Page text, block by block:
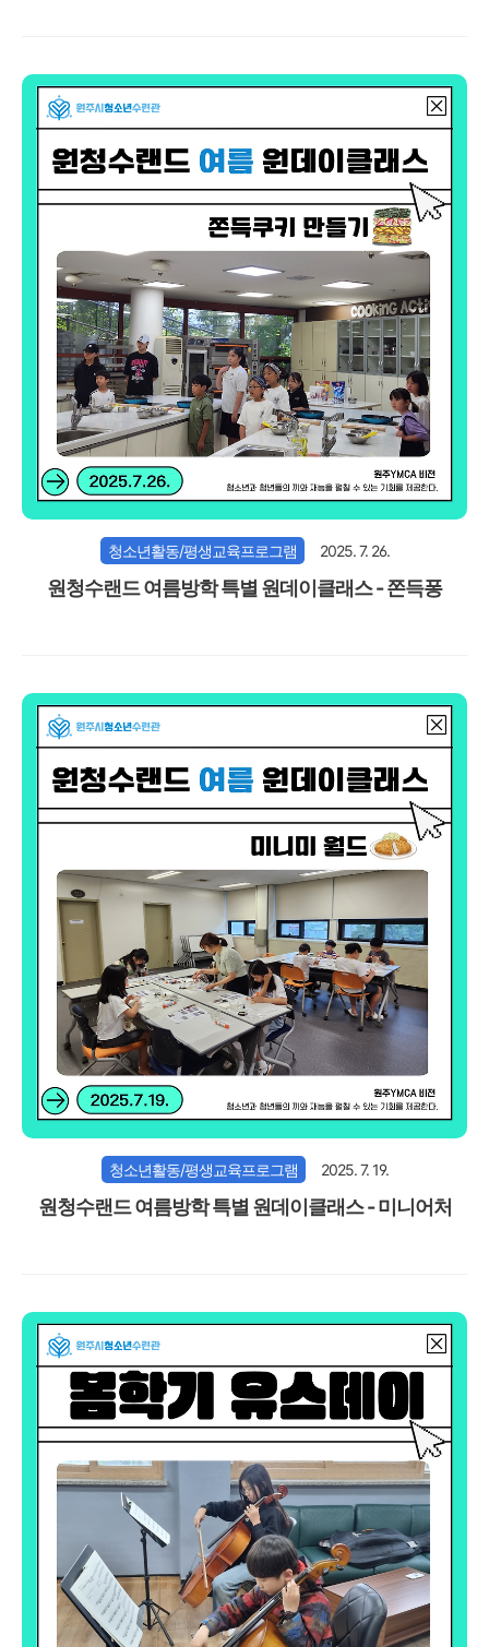
청소년활동/평생교육프로그램 2025. 7. 26.
원청수랜드 여름방학 특별 원데이클래스 - 쫀득퐁
청소년활동/평생교육프로그램 2025. 7. 19.
원청수랜드 여름방학 특별 원데이클래스 - 미니어처